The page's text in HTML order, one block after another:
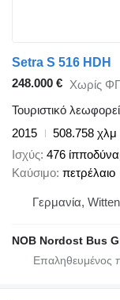
Setra S 516 HDH
248.000 € Χωρίς
Τουριστικό
2015
508.758 χλμ
Ισχύς 476
Καύσιμο πετρέλαιο
Γερμανία,
NOB Nordost Bus